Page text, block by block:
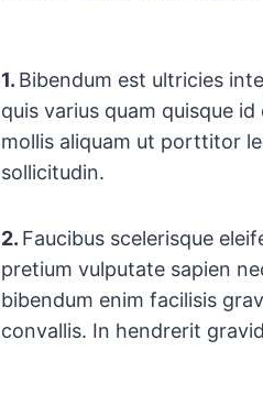
1. Bibendum est ultricies
quis varius quam quisque
mollis aliquam ut porttitor
sollicitudin.
2. Faucibus scelerisque
pretium vulputate sapien
bibendum enim facilisis
convallis. In hendrerit